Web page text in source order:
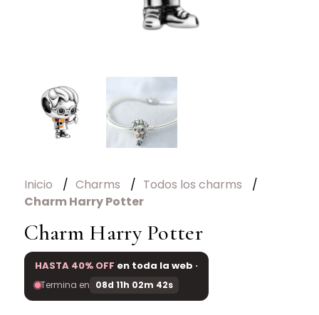
Inicio Charms
Todos los charms
Charm Harry Potter
Charm Harry Potter
HASTA 40% OFF en toda la web ·
Termina en 08d 11h 02m 42s